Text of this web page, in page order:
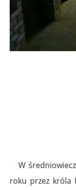
W
roku przez króla